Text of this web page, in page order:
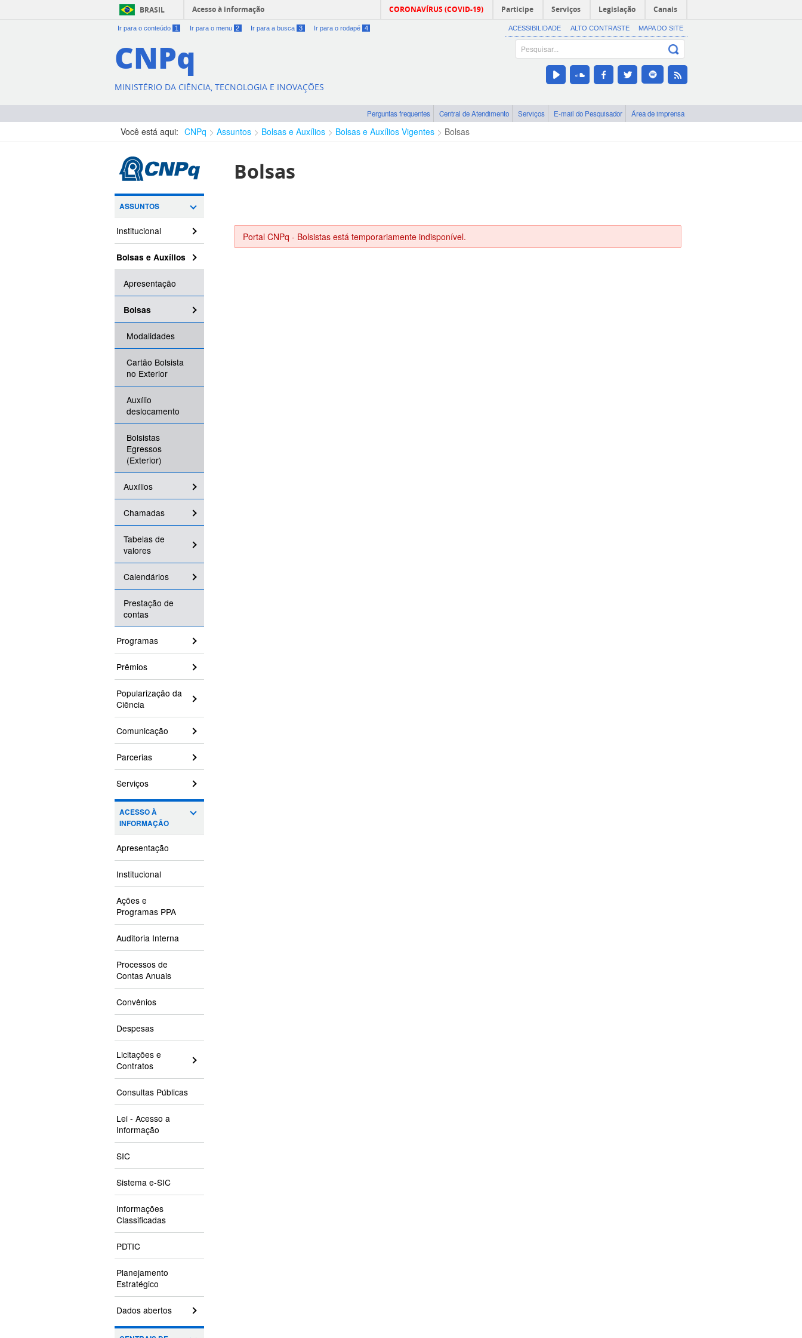
BRASIL Acesso à informação CORONAVÍRUS (COVID-19) Participe Serviços Legislação Canais
Ir para o conteúdo 1 Ir para o menu 2 Ir para a busca 3 Ir para o rodapé 4 ACESSIBILIDADE ALTO CONTRASTE MAPA DO SITE
CNPq
MINISTÉRIO DA CIÊNCIA, TECNOLOGIA E INOVAÇÕES
Perguntas frequentes Central de Atendimento Serviços E-mail do Pesquisador Área de imprensa
Você está aqui: CNPq Assuntos Bolsas e Auxílios Bolsas e Auxílios Vigentes Bolsas
ASSUNTOS
Institucional
Bolsas e Auxílios
Apresentação
Bolsas
Modalidades
Cartão Bolsista
no Exterior
Auxílio
deslocamento
Bolsistas
Egressos
(Exterior)
Auxílios
Chamadas
Tabelas de
valores
Calendários
Prestação de
contas
Programas
Prêmios
Popularização da
Ciência
Comunicação
Parcerias
Serviços
ACESSO À
INFORMAÇÃO
Apresentação
Institucional
Ações e
Programas PPA
Auditoria Interna
Processos de
Contas Anuais
Convênios
Despesas
Licitações e
Contratos
Consultas Públicas
Lei - Acesso a
Informação
SIC
Sistema e-SIC
Informações
Classificadas
PDTIC
Planejamento
Estratégico
Dados abertos
Bolsas
Portal CNPq - Bolsistas está temporariamente indisponível.